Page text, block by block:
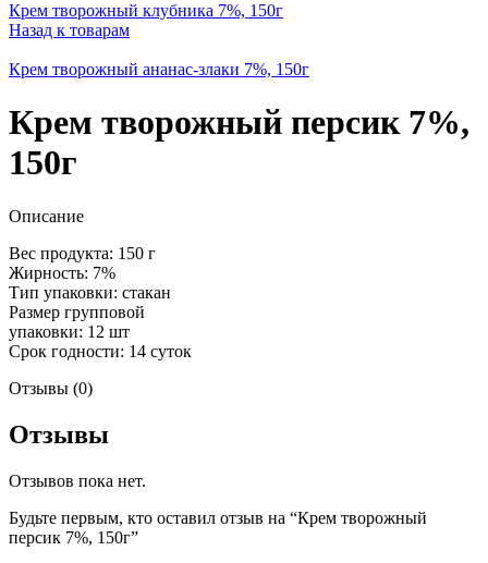
Крем творожный клубника 7%, 150г
Назад к товарам
Крем творожный ананас-злаки 7%, 150г
Крем творожный персик 7%,
150г
Описание
Вес продукта: 150 г
Жирность: 7%
Тип упаковки: стакан
Размер групповой
упаковки: 12 шт
Срок годности: 14 суток
Отзывы (0)
Отзывы
Отзывов пока нет.
Будьте первым, кто оставил отзыв на “Крем творожный
персик 7%, 150г”